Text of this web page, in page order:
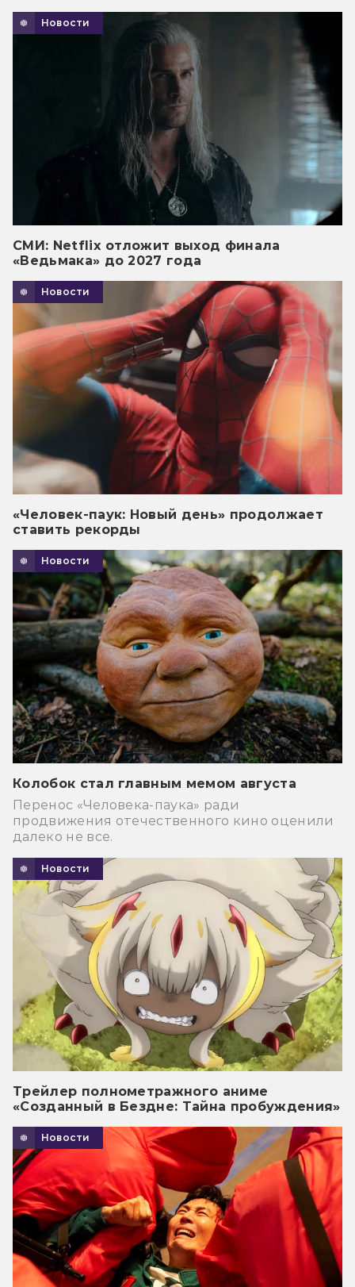
Новости
СМИ: Netflix отложит выход финала
«Ведьмака» до 2027 года
Новости
«Человек-паук: Новый день» продолжает
ставить рекорды
Новости
Колобок стал главным мемом августа
Перенос «Человека-паука» ради
продвижения отечественного кино оценили
далеко не все.
Новости
Трейлер полнометражного аниме
«Созданный в Бездне: Тайна пробуждения»
Новости